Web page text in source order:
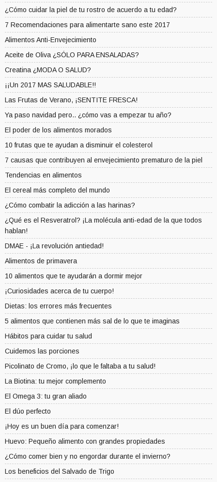
¿Cómo cuidar la piel de tu rostro de acuerdo a tu edad?
7 Recomendaciones para alimentarte sano este 2017
Alimentos Anti-Envejecimiento
Aceite de Oliva ¿SÓLO PARA ENSALADAS?
Creatina ¿MODA O SALUD?
¡¡Un 2017 MAS SALUDABLE!!
Las Frutas de Verano, ¡SENTITE FRESCA!
Ya paso navidad pero.. ¿cómo vas a empezar tu año?
El poder de los alimentos morados
10 frutas que te ayudan a disminuir el colesterol
7 causas que contribuyen al envejecimiento prematuro de la piel
Tendencias en alimentos
El cereal más completo del mundo
¿Cómo combatir la adicción a las harinas?
¿Qué es el Resveratrol? ¡La molécula anti-edad de la que todos
hablan!
DMAE - ¡La revolución antiedad!
Alimentos de primavera
10 alimentos que te ayudarán a dormir mejor
¡Curiosidades acerca de tu cuerpo!
Dietas: los errores más frecuentes
5 alimentos que contienen más sal de lo que te imaginas
Hábitos para cuidar tu salud
Cuidemos las porciones
Picolinato de Cromo, ¡lo que le faltaba a tu salud!
La Biotina: tu mejor complemento
El Omega 3: tu gran aliado
El dúo perfecto
¡Hoy es un buen día para comenzar!
Huevo: Pequeño alimento con grandes propiedades
¿Cómo comer bien y no engordar durante el invierno?
Los beneficios del Salvado de Trigo